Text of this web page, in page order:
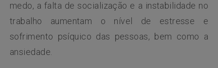
medo, a falta de socialização e a instabilidade no
trabalho aumentam o nível de estresse e
sofrimento psíquico das pessoas, bem como a
ansiedade.